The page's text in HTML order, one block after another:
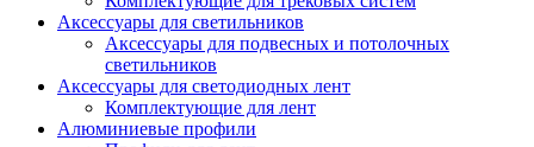
Аксессуары для светильников
Аксессуары для подвесных и потолочных
светильников
Аксессуары для светодиодных лент
Комплектующие для лент
Алюминиевые профили